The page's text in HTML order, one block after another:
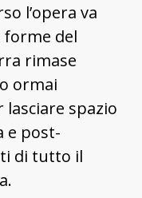
l’opera va
forme del
rimase
ormai
spazio
e post-
di tutto il